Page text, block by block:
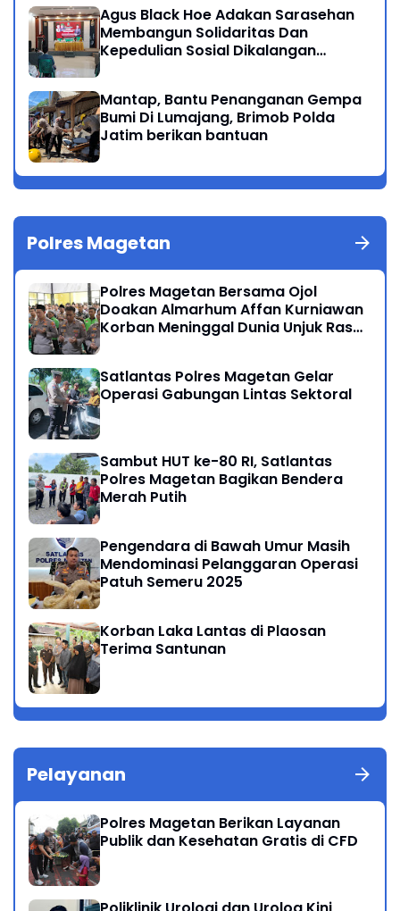
Agus Black Hoe Adakan Sarasehan
Membangun Solidaritas Dan
Kepedulian Sosial Dikalangan
Mantap, Bantu Penanganan Gempa
Bumi Di Lumajang, Brimob Polda
Jatim berikan bantuan
Polres Magetan
Polres Magetan Bersama Ojol
Doakan Almarhum Affan Kurniawan
Korban Meninggal Dunia Unjuk Rasa
Satlantas Polres Magetan Gelar
Operasi Gabungan Lintas Sektoral
Sambut HUT ke-80 RI, Satlantas
Polres Magetan Bagikan Bendera
Merah Putih
Pengendara di Bawah Umur Masih
Mendominasi Pelanggaran Operasi
Patuh Semeru 2025
Korban Laka Lantas di Plaosan
Terima Santunan
Pelayanan
Polres Magetan Berikan Layanan
Publik dan Kesehatan Gratis di CFD